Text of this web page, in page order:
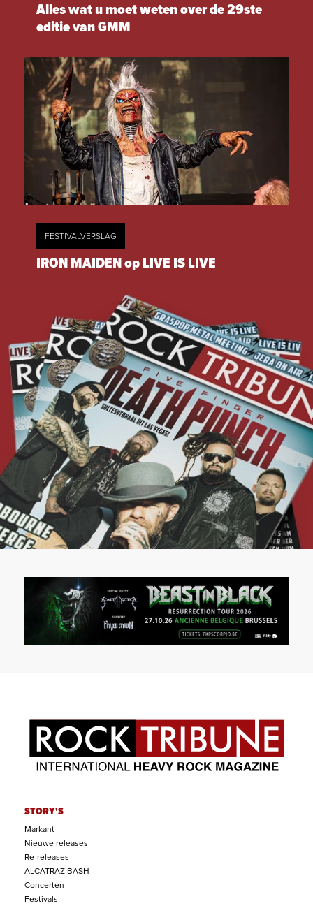
Alles wat u moet weten over de 29ste
editie van GMM
FESTIVALVERSLAG
IRON MAIDEN op LIVE IS LIVE
STORY'S
Markant
Nieuwe releases
Re-releases
ALCATRAZ BASH
Concerten
Festivals